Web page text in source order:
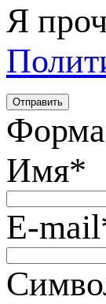
Я
Форма
Имя*
E-mail